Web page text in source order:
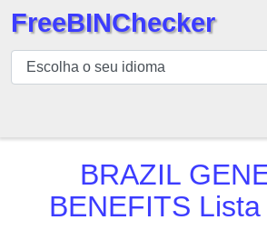
BIN
Verificador
FreeBINChecker
BRAZIL
BENEFITS